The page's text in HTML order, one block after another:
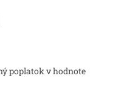
poplatok v hodnote